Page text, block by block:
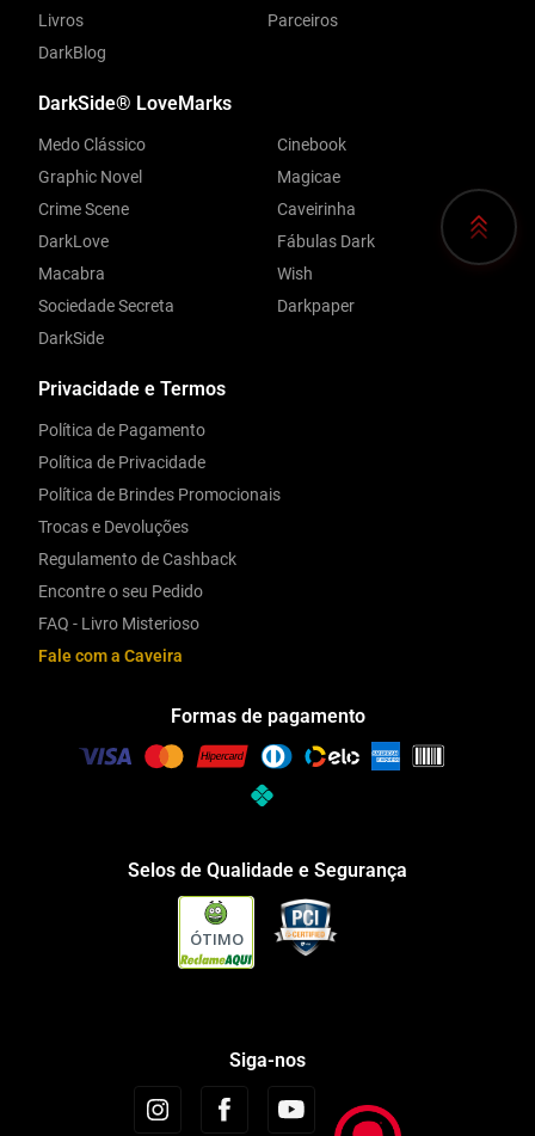
Privacidade e Termos
Política de Pagamento
Política de Privacidade
Política de Brindes Promocionais
Trocas e Devoluções
Regulamento de Cashback
Encontre o seu Pedido
FAQ - Livro Misterioso
Fale com a Caveira
Livros
DarkBlog
Parceiros
DarkSide® LoveMarks
Medo Clássico
Graphic Novel
Crime Scene
DarkLove
Macabra
Sociedade Secreta
DarkSide
Cinebook
Magicae
Caveirinha
Fábulas Dark
Wish
Darkpaper
Formas de pagamento
Selos de Qualidade e Segurança
ÓTIMO
Siga-nos